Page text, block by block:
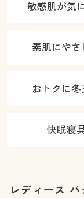
敏感肌が気
素肌にやさ
おトクに冬
快眠寝
レディース